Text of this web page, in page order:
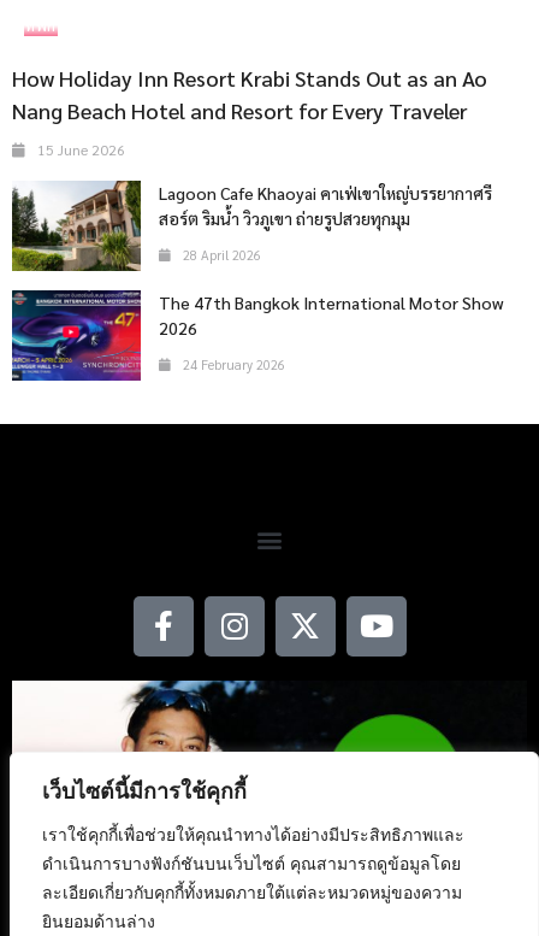
เว็บไซต์นี้มีการใช้คุกกี้
เราใช้คุกกี้เพื่อช่วยให้คุณนำทางได้อย่างมีประสิทธิภาพและ
ดำเนินการบางฟังก์ชันบนเว็บไซต์ คุณสามารถดูข้อมูลโดย
ละเอียดเกี่ยวกับคุกกี้ทั้งหมดภายใต้แต่ละหมวดหมู่ของความ
ยินยอมด้านล่าง
ที่พัก
How Holiday Inn Resort Krabi Stands Out as an Ao
Nang Beach Hotel and Resort for Every Traveler
15 June 2026
Lagoon Cafe Khaoyai คาเฟ่เขาใหญ่บรรยากาศรี
สอร์ต ริมน้ำ วิวภูเขา ถ่ายรูปสวยทุกมุม
28 April 2026
The 47th Bangkok International Motor Show
2026
24 February 2026